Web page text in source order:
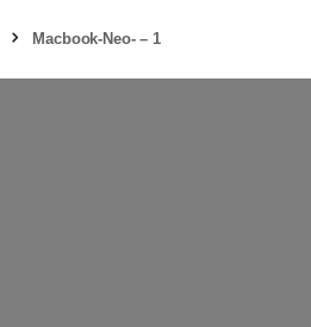
Macbook-Neo- – 1